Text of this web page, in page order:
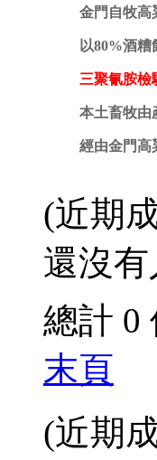
金門自牧高
以80%酒
三聚氰胺檢
本土畜牧由
經由金門高
(近期
還沒
總計 0
末頁
(近期